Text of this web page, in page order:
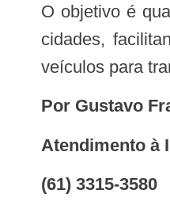
O objetivo é qualificar a assistência e garantir a locomoção de pacientes entre municípios e serviços de referência em outras
cidades,
veículos para
Por Gustavo
Atendimento à
(61) 3315-3580